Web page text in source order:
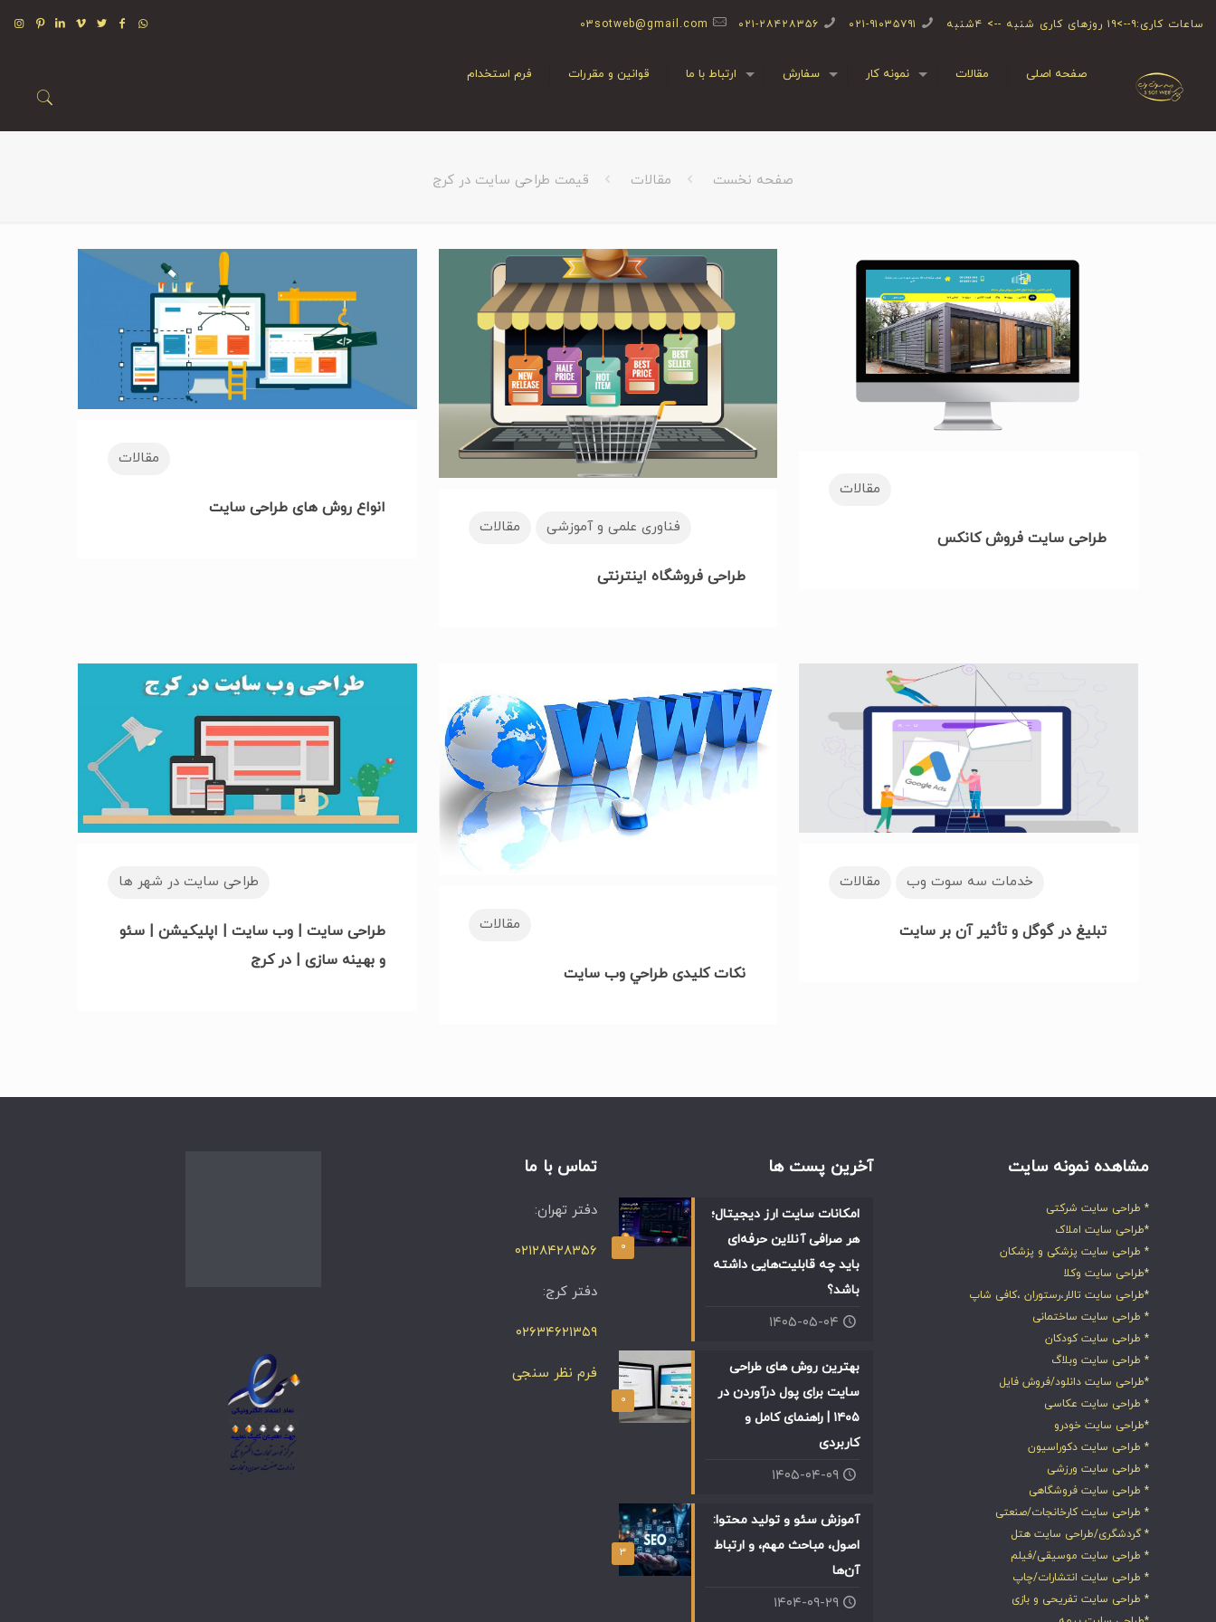
ساعات کاری:۹-->۱۹ روزهای کاری شنبه --> ۴شنبه ۰۲۱-۹۱۰۳۵۷۹۱ ۰۲۱-۲۸۴۲۸۳۵۶ 03sotweb@gmail.com
صفحه اصلی مقالات نمونه کار سفارش ارتباط با ما قوانین و مقررات فرم استخدام
صفحه نخست مقالات قیمت طراحی سایت در کرج
مقالات
طراحی سایت فروش کانکس
فناوری علمی و آموزشی مقالات
طراحی فروشگاه اینترنتی
مقالات
انواع روش های طراحی سایت
خدمات سه سوت وب مقالات
تبلیغ در گوگل و تأثیر آن بر سایت مقالات
نکات کلیدی طراحي وب سایت
طراحی سایت در شهر ها
طراحی سایت | وب سایت | اپلیکیشن | سئو
و بهینه سازی | در کرج
مشاهده نمونه سایت
* طراحی سایت شرکتی
*طراحی سایت املاک
* طراحی سایت پزشکی و پزشکان
*طراحی سایت وکلا
*طراحی سایت تالار،رستوران ،کافی شاپ
* طراحی سایت ساختمانی
* طراحی سایت کودکان
* طراحی سایت وبلاگ
*طراحی سایت دانلود/فروش فایل
* طراحی سایت عکاسی
*طراحی سایت خودرو
* طراحی سایت دکوراسیون
* طراحی سایت ورزشی
* طراحی سایت فروشگاهی
* طراحی سایت کارخانجات/صنعتی
* گردشگری/طراحی سایت هتل
* طراحی سایت موسیقی/فیلم
* طراحی سایت انتشارات/چاپ
* طراحی سایت تفریحی و بازی
آخرین پست ها
۰
امکانات سایت ارز دیجیتال؛
هر صرافی آنلاین حرفه‌ای
باید چه قابلیت‌هایی داشته
باشد؟
۱۴۰۵-۰۵-۰۴
۰
بهترین روش های طراحی
سایت برای پول درآوردن در
۱۴۰۵ | راهنمای کامل و
کاربردی
۱۴۰۵-۰۴-۰۹
۳
آموزش سئو و تولید محتوا:
اصول، مباحث مهم، و ارتباط
آن‌ها
۱۴۰۴-۰۹-۲۹
تماس با ما
دفتر تهران:
۰۲۱۲۸۴۲۸۳۵۶
دفتر کرج:
۰۲۶۳۴۶۲۱۳۵۹
فرم نظر سنجی